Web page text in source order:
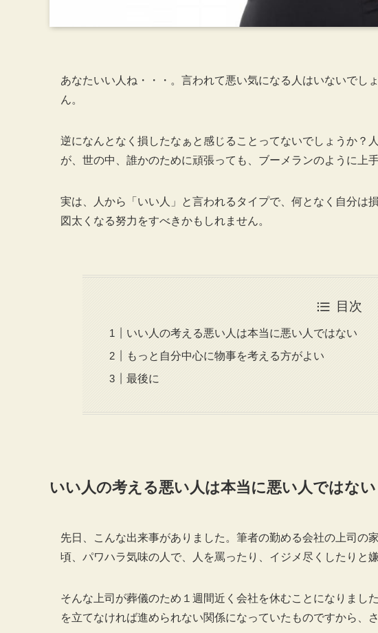
あなたいい人ね・・・。言われて悪い気になる人はいないでし
ん。
逆になんとなく損したなぁと感じることってないでしょうか？
が、世の中、誰かのために頑張っても、ブーメランのように上
実は、人から「いい人」と言われるタイプで、何となく自分は
図太くなる努力をすべきかもしれません。
目次
いい人の考える悪い人は本当に悪い人ではない
もっと自分中心に物事を考える方がよい
最後に
いい人の考える悪い人は本当に悪い人ではない
先日、こんな出来事がありました。筆者の勤める会社の上司の
頃、パワハラ気味の人で、人を罵ったり、イジメ尽くしたりと嫌
そんな上司が葬儀のため１週間近く会社を休むことになりまし
を立てなければ進められない関係になっていたものですから、